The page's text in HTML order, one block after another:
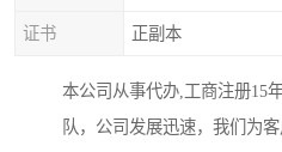
证书 正副本
本公司从事代办,工商注册15
队，公司发展迅速，我们为